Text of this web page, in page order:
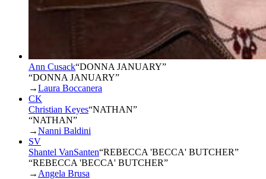
Ann Cusack“DONNA JANUARY”
“DONNA JANUARY”
→Laura Boccanera
CK
Christian Keyes“NATHAN”
“NATHAN”
→Nanni Baldini
SV
Shantel VanSanten“REBECCA 'BECCA' BUTCHER”
“REBECCA 'BECCA' BUTCHER”
→ Angela Brusa